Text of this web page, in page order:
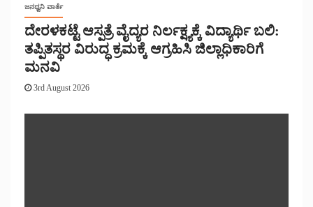
ಜನಧ್ವನಿ ವಾರ್ತೆ
ದೇರಳಕಟ್ಟೆ ಆಸ್ಪತ್ರೆ ವೈದ್ಯರ ನಿರ್ಲಕ್ಷ್ಯಕ್ಕೆ ವಿದ್ಯಾರ್ಥಿ ಬಲಿ:
ತಪ್ಪಿತಸ್ಥರ ವಿರುದ್ಧ ಕ್ರಮಕ್ಕೆ ಆಗ್ರಹಿಸಿ ಜಿಲ್ಲಾಧಿಕಾರಿಗೆ
ಮನವಿ
3rd August 2026